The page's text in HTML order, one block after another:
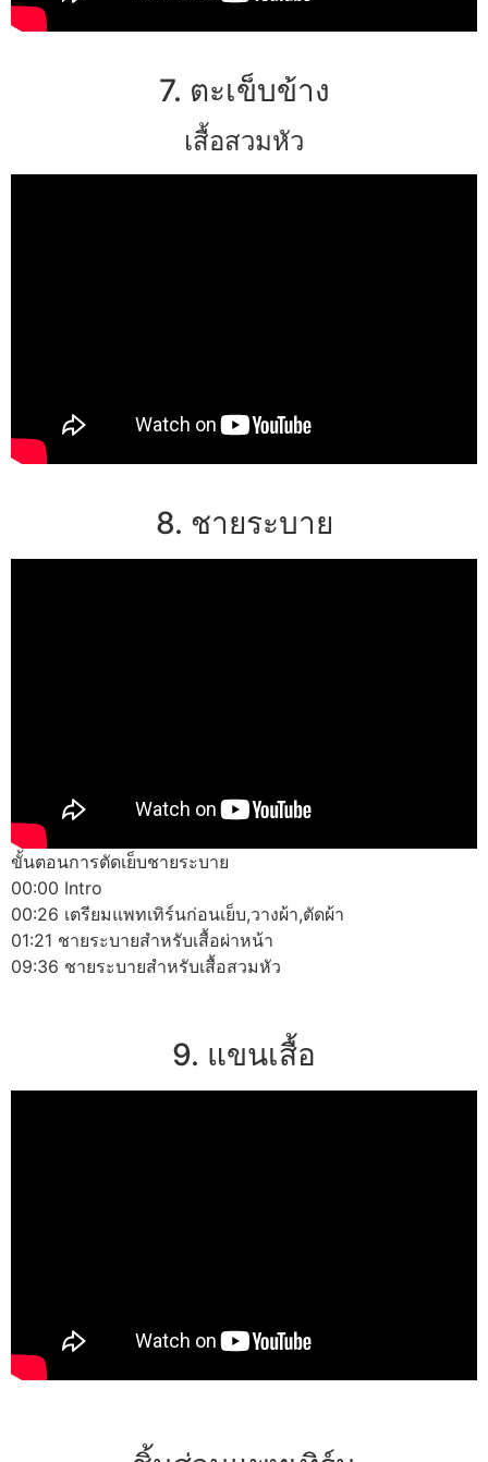
7. ตะเข็บข้าง
เสื้อสวมหัว
8. ชายระบาย
ขั้นตอนการตัดเย็บชายระบาย
00:00 Intro
00:26 เตรียมแพทเทิร์นก่อนเย็บ,วางผ้า,ตัดผ้า
01:21 ชายระบายสำหรับเสื้อผ่าหน้า
09:36 ชายระบายสำหรับเสื้อสวมหัว
9. แขนเสื้อ